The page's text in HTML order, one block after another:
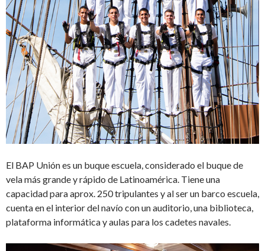
El BAP Unión es un buque escuela, considerado el buque de
vela más grande y rápido de Latinoamérica. Tiene una
capacidad para aprox. 250 tripulantes y al ser un barco escuela,
cuenta en el interior del navío con un auditorio, una biblioteca,
plataforma informática y aulas para los cadetes navales.